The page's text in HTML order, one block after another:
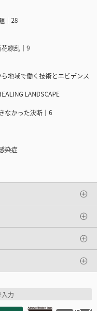
｜28
繚乱｜9
地域で働く技術とエビデンス
LANDSCAPE
なかった決断｜6
染症
力